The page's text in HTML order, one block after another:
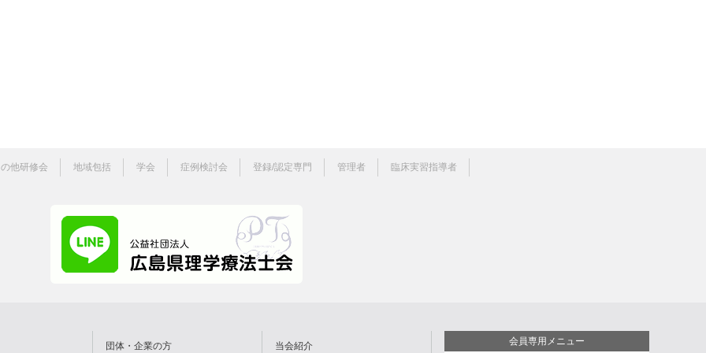
他研修会 地域包括 学会 症例検討会 登録/認定専門 管理者 臨床実習指導者
団体・企業の方 当会紹介 会員専用メニュー